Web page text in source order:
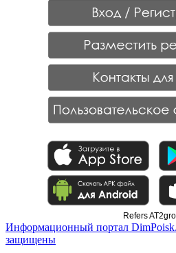
Refers
Информационный портал
защищены